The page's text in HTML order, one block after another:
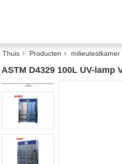
Thuis Producten milieutestkamer
ASTM D4329 100L UV-lamp